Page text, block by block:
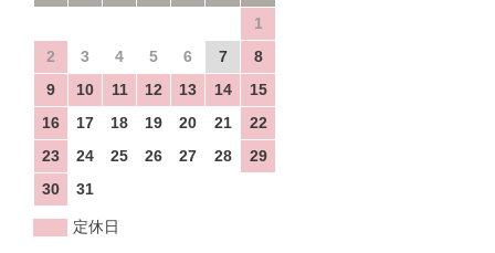
1
2
3 4 5 6 7
8
9
10 11 12 13 14
15
16
17 18 19 20 21
22
23
24 25 26 27 28
29
30
31
定休日